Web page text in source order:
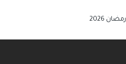
رمضان 2026